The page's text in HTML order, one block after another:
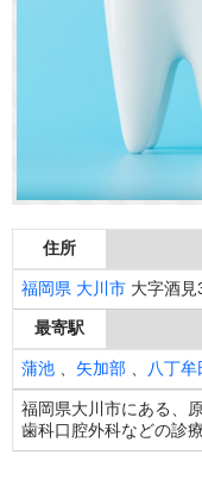
住所
福岡県 大川市 大字酒
最寄駅
蒲池 矢加部 八丁牟
福岡県大川市にある、
歯科口腔外科などの診